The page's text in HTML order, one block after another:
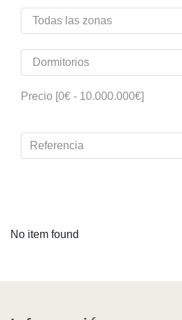
Precio [0€ - 10.000.000€]
No item found